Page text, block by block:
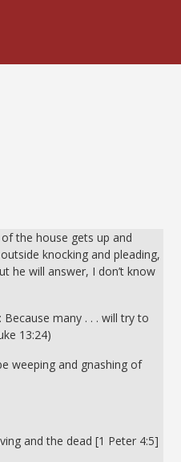
the house gets up and
knocking and pleading,
he will answer, I don’t know
many . . . will try to
13:24)
weeping and gnashing of
and the dead [1 Peter 4:5]